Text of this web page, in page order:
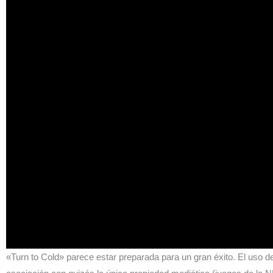
«Turn to Cold» parece estar preparada para un gran éxito. El uso